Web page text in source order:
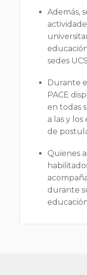
Además,
sedes
Durante
PACE
en todas
a las y
de
Quienes
durante